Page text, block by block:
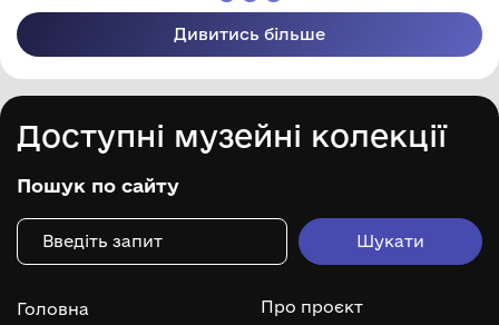
Дивитись більше
Доступні музейні колекції
Пошук по сайту
Головна
Про проєкт